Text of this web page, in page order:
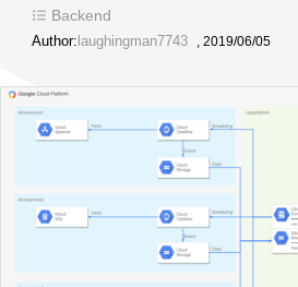
Backend
Author: laughingman7743 , 2019/06/05